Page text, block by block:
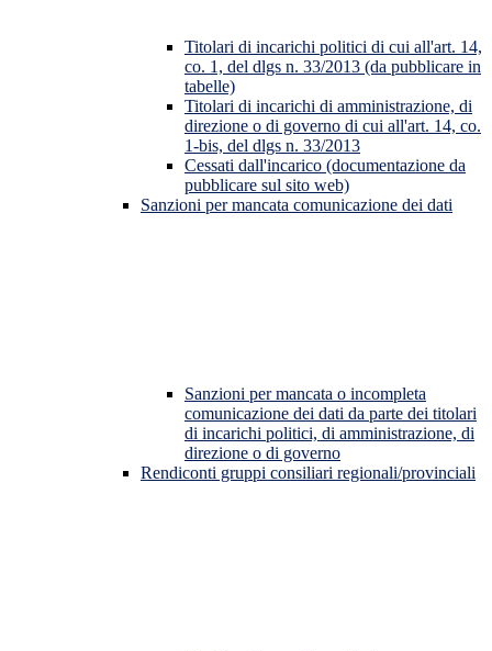
Titolari di incarichi politici di cui all'art. 14,
co. 1, del dlgs n. 33/2013 (da pubblicare in
tabelle)
Titolari di incarichi di amministrazione, di
direzione o di governo di cui all'art. 14, co.
1-bis, del dlgs n. 33/2013
Cessati dall'incarico (documentazione da
pubblicare sul sito web)
Sanzioni per mancata comunicazione dei dati
Sanzioni per mancata o incompleta
comunicazione dei dati da parte dei titolari
di incarichi politici, di amministrazione, di
direzione o di governo
Rendiconti gruppi consiliari regionali/provinciali